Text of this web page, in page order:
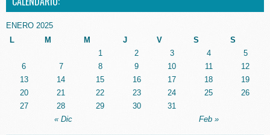
ENERO 2025
L
M M J V S S
« Dic Feb »
1 2 3 4
5
6
7 8 9 10 11
12
13
14 15 16 17 18
19
20
21 22 23 24 25
26
27
28 29 30 31